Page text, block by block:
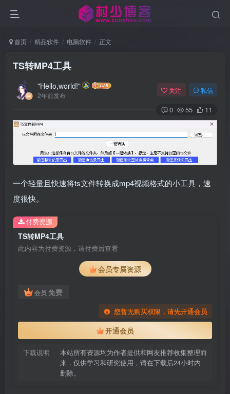
首页 精品软件 电脑软件 正文
TS转MP4工具
"Hello,world!"
2年前发布
关注 私信
0 55 11
一个轻量且快速将ts文件转换成mp4视频格式的小工具，速
度很快。
TS转MP4工具
此内容为付费资源，请付费后查看
会员专属资源
会员 免费
您暂无购买权限，请先开通会员
开通会员
下载说明
本站所有资源均为作者提供和网友推荐收集整理而
来，仅供学习和研究使用，请在下载后24小时内
删除。
付费资源